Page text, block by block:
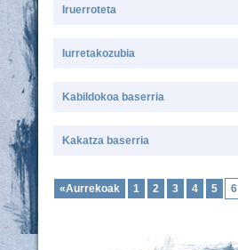
Iruerroteta
Iurretakozubia
Kabildokoa baserria
Kakatza baserria
«Aurrekoak 1 2 3 4 5 6